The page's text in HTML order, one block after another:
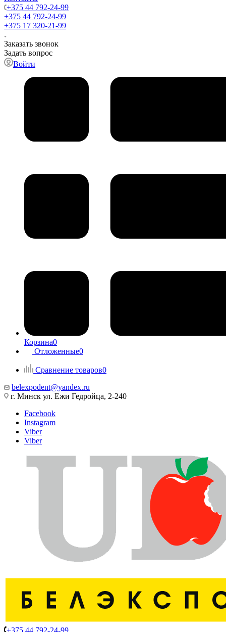
+375 44 792-24-99
+375 44 792-24-99
+375 17 320-21-99
Заказать звонок
Задать вопрос
Войти
Корзина0
Отложенные0
Сравнение товаров0
belexpodent@yandex.ru
г. Минск ул. Ежи Гедройца, 2-240
Facebook
Instagram
Viber
Viber
+375 44 792-24-99